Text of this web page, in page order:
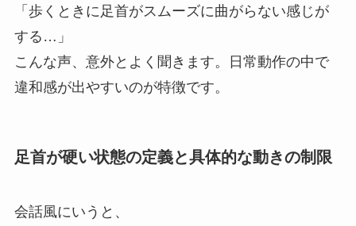
「歩くときに足首がスムーズに曲がらない感じが
する…」
こんな声、意外とよく聞きます。日常動作の中で
違和感が出やすいのが特徴です。
足首が硬い状態の定義と具体的な動きの制限
会話風にいうと、